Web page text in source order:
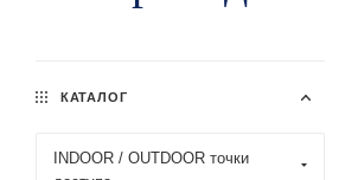
КАТАЛОГ
INDOOR / OUTDOOR точки